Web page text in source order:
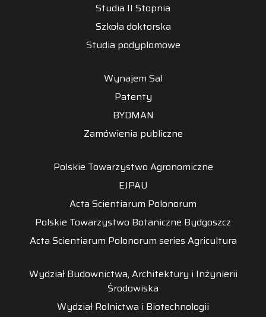
Studia II Stopnia
Szkoła doktorska
Studia podyplomowe
Wynajem Sal
Patenty
BYDMAN
Zamówienia publiczne
Polskie Towarzystwo Agronomiczne
EJPAU
Acta Scientiarum Polonorum
Polskie Towarzystwo Botaniczne Bydgoszcz
Acta Scientiarum Polonorum series Agricultura
Wydział Budownictwa, Architektury i Inżynierii
Środowiska
Wydział Rolnictwa i Biotechnologii